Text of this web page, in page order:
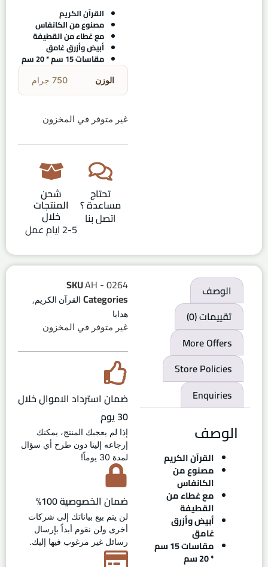
القرآن الكريم
مصنوع من الكانفاس
مع غطاء من القطيفة
أبيض وأزرق غامق
مقاسات 15 سم * 20 سم
الوزن 750 جرام
غير متوفر في المخزون
تحتاج
مساعدة ؟
اتصل بنا
شحن
المنتجات
خلال
2-5 ايام عمل
الوصف
تقييمات (0)
More Offers
Store Policies
Enquiries
الوصف
القرآن الكريم
مصنوع من
الكانفاس
مع غطاء من
القطيفة
أبيض وأزرق
غامق
مقاسات 15 سم
* 20 سم
SKUAH - 0264
Categories القرآن الكريم,
هدايا
غير متوفر في المخزون
ضمان استرداد الاموال خلال
30 يوم
إذا لم يعجبك المنتج، يمكنك
إرجاعه إلينا دون طرح أي سؤال
لمدة 30 يوماً!
ضمان الخصوصية 100%
لن يتم بيع بياناتك إلى شركات
أخرى ولن نقوم أبداً بإرسال
رسائل غير مرغوب فيها إليك.